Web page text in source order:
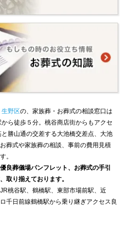
生野区の、家族葬・お葬式の相談窓口は
から徒歩５分。桃谷商店街からもアクセ
勝山通の交差する大池橋交差点、大池
葬式や家族葬の相談、事前の費用見積
。
良葬儀場パンフレット、お葬式の手引
取り揃えております。
桃谷駅、鶴橋駅、東部市場前駅、近
千日前線鶴橋駅から乗り継ぎアクセス良